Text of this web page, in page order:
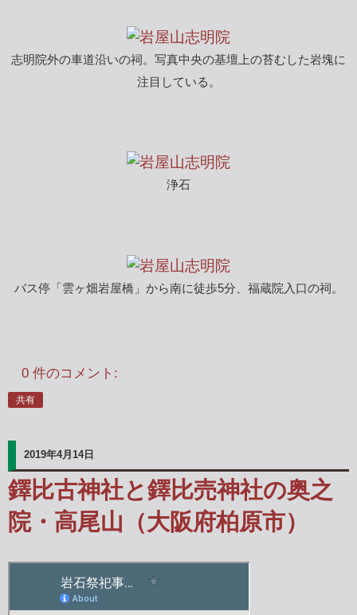
志明院外の車道沿いの祠。写真中央の基壇上の苔むした岩塊に
注目している。
浄石
バス停「雲ヶ畑岩屋橋」から南に徒歩5分、福蔵院入口の祠。
0 件のコメント:
共有
2019年4月14日
鐸比古神社と鐸比売神社の奥之
院・高尾山（大阪府柏原市）